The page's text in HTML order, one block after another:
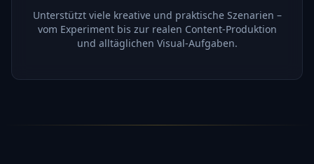
Unterstützt viele kreative und praktische Szenarien –
vom Experiment bis zur realen Content-Produktion
und alltäglichen Visual-Aufgaben.